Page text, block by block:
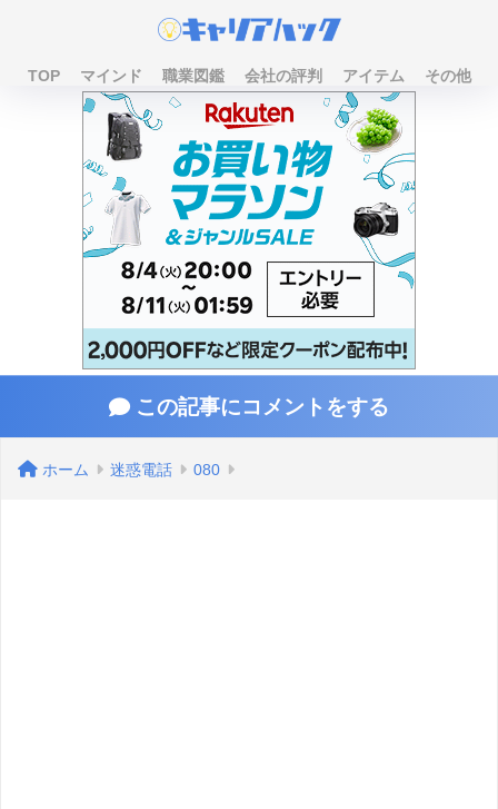
TOP マインド 職業図鑑 会社の評判 アイテム その他
この記事にコメントをする
ホーム 迷惑電話 080